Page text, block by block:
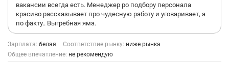
вакансии всегда есть. Менеджер ро подбору персонала
красиво рассказывает про чудесную работу и уговаривает, а
по факту.. Выгребная яма.
Зарплата: белая Соответствие рынку: ниже рынка
Общее впечатление: не рекомендую